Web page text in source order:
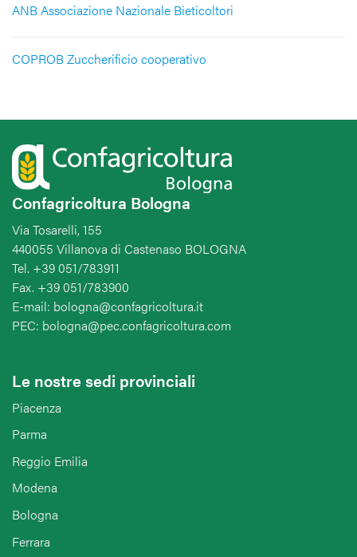
ANB Associazione Nazionale Bieticoltori
COPROB Zuccherificio cooperativo
Confagricoltura Bologna
Via Tosarelli, 155
440055 Villanova di Castenaso BOLOGNA
Tel. +39 051/783911
Fax. +39 051/783900
E-mail: bologna@confagricoltura.it
PEC: bologna@pec.confagricoltura.com
Le nostre sedi provinciali
Piacenza
Parma
Reggio Emilia
Modena
Bologna
Ferrara